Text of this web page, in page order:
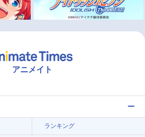
アニメイト
ランキング